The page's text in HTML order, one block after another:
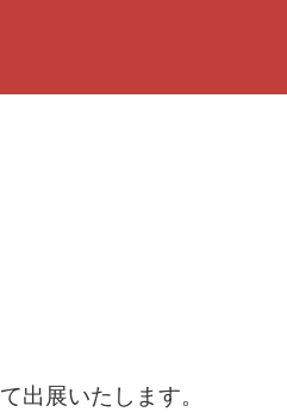
出展いたします。